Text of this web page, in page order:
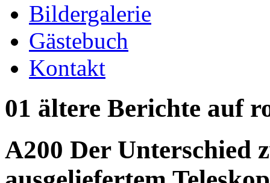
Bildergalerie
Gästebuch
Kontakt
01 ältere Berichte auf
A200 Der Unterschied